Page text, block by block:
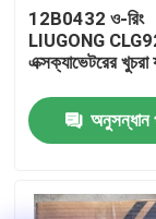
মান নিয়ন্ত্রণ
আমাদের সাথে
খবর
12B0432 ও-রিং
LIUGONG
এক্সক্যাভেটরের খুচরা
অনুসন্ধান